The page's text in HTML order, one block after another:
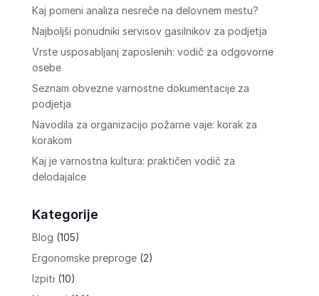
Kaj pomeni analiza nesreče na delovnem mestu?
Najboljši ponudniki servisov gasilnikov za podjetja
Vrste usposabljanj zaposlenih: vodič za odgovorne
osebe
Seznam obvezne varnostne dokumentacije za
podjetja
Navodila za organizacijo požarne vaje: korak za
korakom
Kaj je varnostna kultura: praktičen vodič za
delodajalce
Kategorije
Blog (105)
Ergonomske preproge(2)
Izpiti (10)